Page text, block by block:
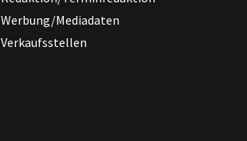
Werbung/Mediadaten
Verkaufsstellen